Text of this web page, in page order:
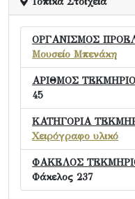
ΟΡΓΑΝΙΣΜΟΣ
Μουσείο Μπενάκη
ΑΡΙΘΜΟΣ
45
ΚΑΤΗΓΟΡΙΑ
Χειρόγραφο υλικό
ΦΑΚΕΛΟΣ
Φάκελος 237